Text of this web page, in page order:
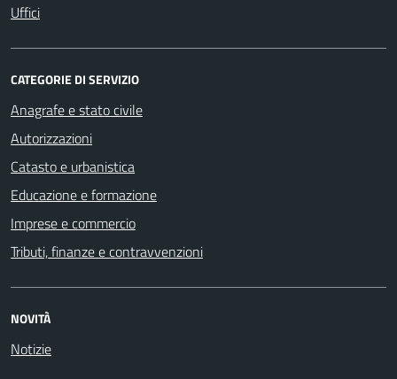
Uffici
CATEGORIE DI SERVIZIO
Anagrafe e stato civile
Autorizzazioni
Catasto e urbanistica
Educazione e formazione
Imprese e commercio
Tributi, finanze e contravvenzioni
NOVITÀ
Notizie